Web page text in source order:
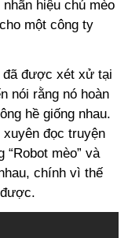
hiệu chú mèo
một công ty
đã được xét xử tại
nói rằng nó hoàn
hề giống nhau.
đọc truyện
“Robot mèo” và
chính vì thế